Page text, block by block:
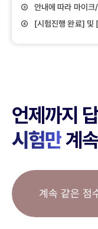
③ 안내에 따라 마이크/
④ [시험진행 완료] 및 [
언제까지
시험만계
계속 같은 점